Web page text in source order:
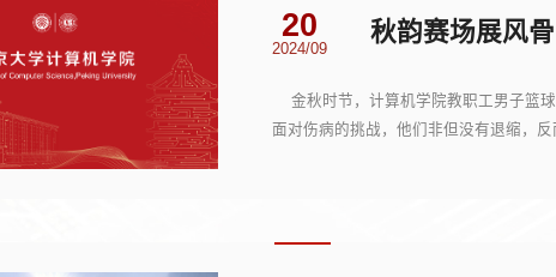
20
2024/09
秋韵赛场展风
金秋时节，计算机学院教职工男子篮球
面对伤病的挑战，他们非但没有退缩，